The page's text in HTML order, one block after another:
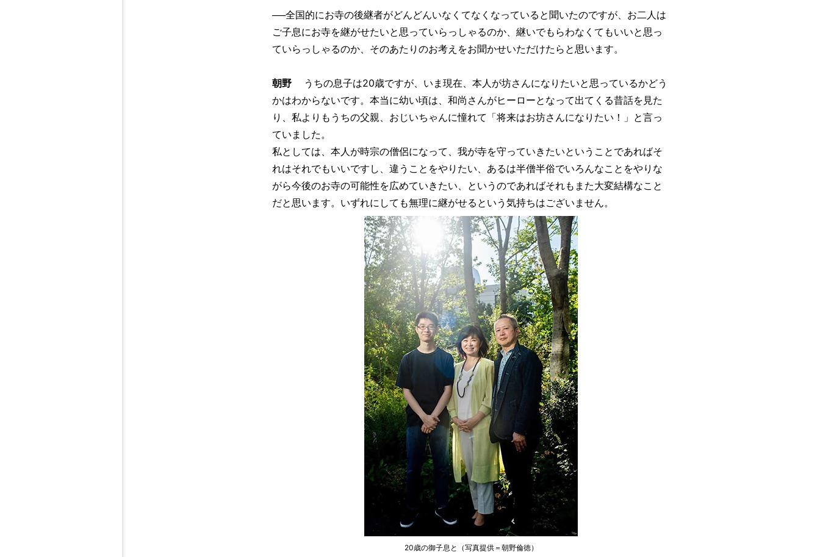
──全国的にお寺の後継者がどんどんいなくてなくなっていると聞いたのですが、お二人は
ご子息にお寺を継がせたいと思っていらっしゃるのか、継いでもらわなくてもいいと思っ
ていらっしゃるのか、そのあたりのお考えをお聞かせいただけたらと思います。
朝野 うちの息子は20歳ですが、いま現在、本人が坊さんになりたいと思っているかどう
かはわからないです。本当に幼い頃は、和尚さんがヒーローとなって出てくる昔話を見た
り、私よりもうちの父親、おじいちゃんに憧れて「将来はお坊さんになりたい！」と言っ
ていました。
私としては、本人が時宗の僧侶になって、我が寺を守っていきたいということであればそ
れはそれでもいいですし、違うことをやりたい、あるは半僧半俗でいろんなことをやりな
がら今後のお寺の可能性を広めていきたい、というのであればそれもまた大変結構なこと
だと思います。いずれにしても無理に継がせるという気持ちはございません。
20歳の御子息と（写真提供＝朝野倫徳）